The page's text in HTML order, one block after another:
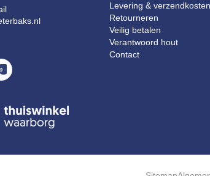
Levering & verzendkosten
Retourneren
Veilig betalen
Verantwoord hout
Contact